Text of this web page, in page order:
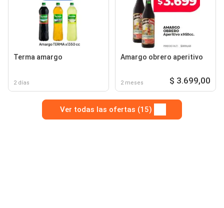
Terma amargo
2 días
Amargo obrero aperitivo
2 meses $ 3.699,00
Ver todas las ofertas (15)